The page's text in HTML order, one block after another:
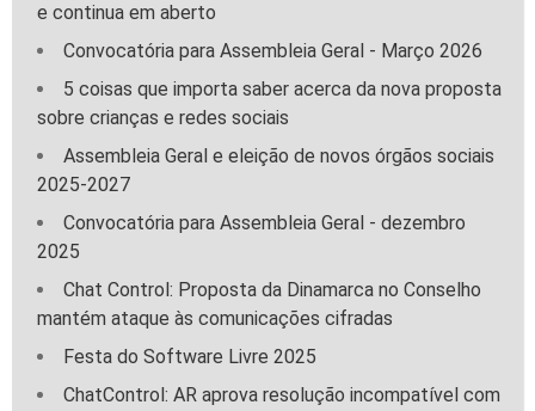
e continua em aberto
Convocatória para Assembleia Geral - Março 2026
5 coisas que importa saber acerca da nova proposta
sobre crianças e redes sociais
Assembleia Geral e eleição de novos órgãos sociais
2025-2027
Convocatória para Assembleia Geral - dezembro
2025
Chat Control: Proposta da Dinamarca no Conselho
mantém ataque às comunicações cifradas
Festa do Software Livre 2025
ChatControl: AR aprova resolução incompatível com